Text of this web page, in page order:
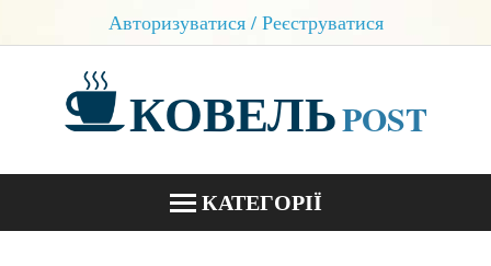
Авторизуватися / Реєструватися
КОВЕЛЬPOST
КАТЕГОРІЇ